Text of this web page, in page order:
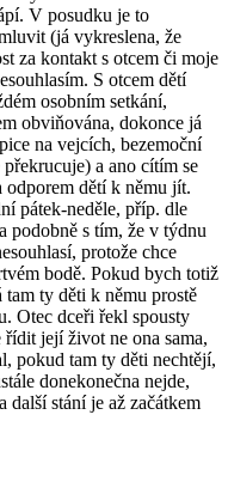
V posudku je to
(já vykreslena, že
za kontakt s otcem či moje
S otcem dětí
osobním setkání,
obviňována, dokonce já
na vejcích, bezemoční
a ano cítím se
odporem dětí k němu jít.
pátek-neděle, příp. dle
podobně s tím, že v týdnu
protože chce
bodě. Pokud bych totiž
ty děti k němu prostě
Otec dceři řekl spousty
její život ne ona sama,
pokud tam ty děti nechtějí,
donekonečna nejde,
stání je až začátkem